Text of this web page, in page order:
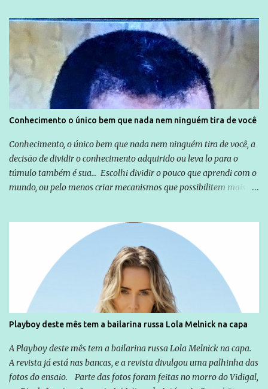
Globo manteve com o Grupo Odebrecht, citada na delação de
Emílio Odebrecht. Lula sempre atuou para promover o Brasil no
exterior, e não para promover determinadas empresas ou
empresários" Assina a nota o advogado Cristiano Zanin Martins
Conhecimento o único bem que nada nem ninguém tira de você
Conhecimento, o único bem que nada nem ninguém tira de você, a
decisão de dividir o conhecimento adquirido ou leva lo para o
túmulo também é sua... Escolhi dividir o pouco que aprendi com o
mundo, ou pelo menos criar mecanismos que possibilitem mais e
empreendedor da comunicação, que além de informação
cotidiana, corriqueira e cada vez mais preocupantes, do tipo que
você já esta acostumado a ver neste espaço, vou trabalhar a ideia
que possibilite distribuir não só informações, mas que gere de
forma consistente a riqueza do conhecimento... Exemplo: o
cidadão brasileiro não precisa só ser informado sobre operações
da Lava Jato, Reformas que podem retirar ou não direitos, ou
quem vai ser preso ou não; é preciso levar até as pessoas, do mais
simples ao mais burguês, o que diz a nossa Constituição, quais são
seus direitos e deveres em ...
Playboy deste mês tem a bailarina russa Lola Melnick na capa
A Playboy deste mês tem a bailarina russa Lola Melnick na capa.
A revista já está nas bancas, e a revista divulgou uma palhinha das
fotos do ensaio. Parte das fotos foram feitas no morro do Vidigal,